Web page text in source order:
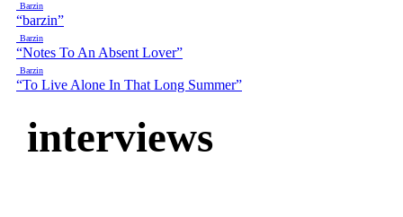
Barzin
“barzin”
Barzin
“Notes To An Absent Lover”
Barzin
“To Live Alone In That Long Summer”
interviews